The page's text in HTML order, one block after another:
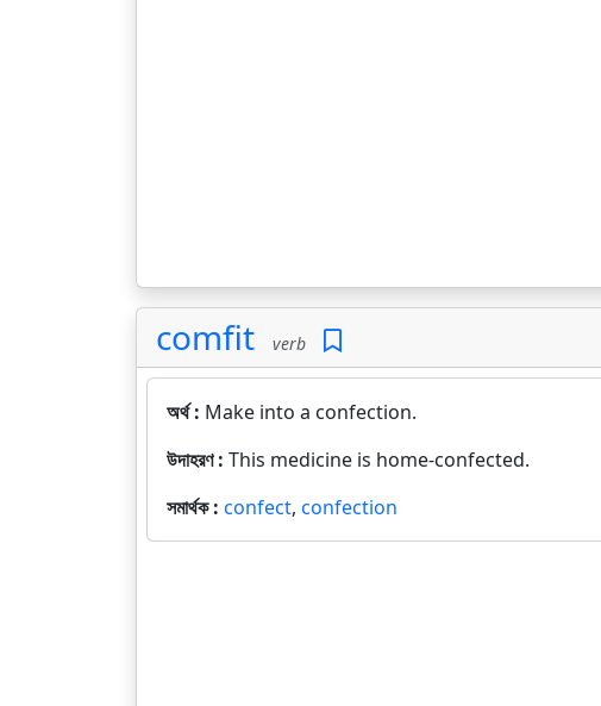
comfit verb
অর্থ : Make into a confection.
উদাহরণ : This medicine is home-confected.
সমার্থক : confect, confection